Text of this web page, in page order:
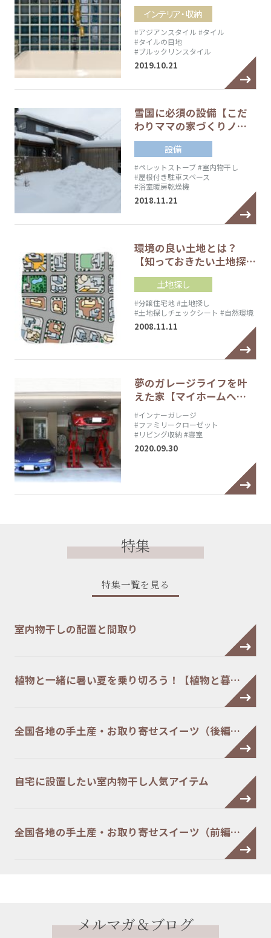
インテリア・収納
#アジアンスタイル #タイル
#タイルの目地
#ブルックリンスタイル
2019.10.21
雪国に必須の設備【こだ
わりママの家づくりノ…
設備
#ペレットストーブ#室内物干し
#屋根付き駐車スペース
#浴室暖房乾燥機
2018.11.21
環境の良い土地とは？
【知っておきたい土地探…
土地探し
#分譲住宅地#土地探し
#土地探しチェックシート #自然環境
2008.11.11
夢のガレージライフを叶
えた家【マイホームへ…
#インナーガレージ
#ファミリークローゼット
#リビング収納 #寝室
2020.09.30
特集
特集一覧を見る
室内物干しの配置と間取り
植物と一緒に暑い夏を乗り切ろう！【植物と暮…
全国各地の手土産・お取り寄せスイーツ（後編…
自宅に設置したい室内物干し人気アイテム
全国各地の手土産・お取り寄せスイーツ（前編…
メルマガ＆ブログ